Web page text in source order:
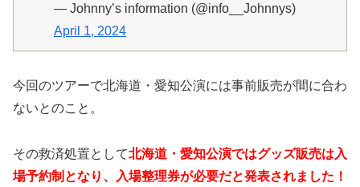
— Johnny’s information (@info__Johnnys)
April 1, 2024
今回のツアーで北海道・愛知公演には事前販売が間に合わ
ないとのこと。
その救済処置として北海道・愛知公演ではグッズ販売は入
場予約制となり、入場整理券が必要だと発表されました！